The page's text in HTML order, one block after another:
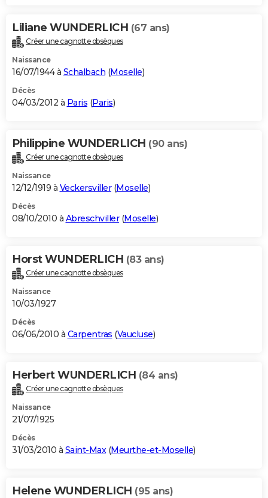
Liliane WUNDERLICH (67 ans)
Créer une cagnotte obsèques
Naissance
16/07/1944 à Schalbach (Moselle)
Décès
04/03/2012 à Paris (Paris)
Philippine WUNDERLICH (90 ans)
Créer une cagnotte obsèques
Naissance
12/12/1919 à Veckersviller(Moselle)
Décès
08/10/2010 à Abreschviller(Moselle)
Horst WUNDERLICH (83 ans)
Créer une cagnotte obsèques
Naissance
10/03/1927
Décès
06/06/2010 à Carpentras (Vaucluse)
Herbert WUNDERLICH (84 ans)
Créer une cagnotte obsèques
Naissance
21/07/1925
Décès
31/03/2010 à Saint-Max (Meurthe-et-Moselle)
Helene WUNDERLICH (95 ans)